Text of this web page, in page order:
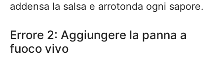
addensa la salsa e arrotonda ogni sapore.
Errore 2: Aggiungere la panna a
fuoco vivo